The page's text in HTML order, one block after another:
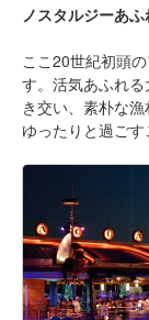
ノスタルジーあ
ここ20世紀初頭
す。活気あふれ
き交い、素朴な
ゆったりと過ごす